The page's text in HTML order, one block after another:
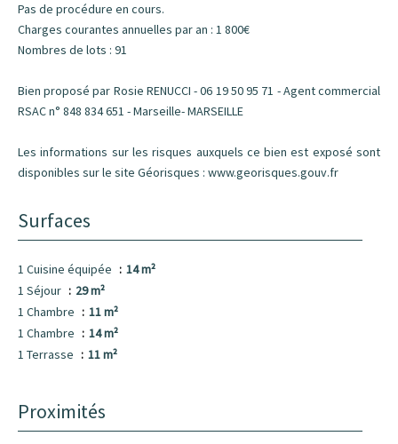
Pas de procédure en cours.
Charges courantes annuelles par an : 1 800€
Nombres de lots : 91
Bien proposé par Rosie RENUCCI - 06 19 50 95 71 - Agent commercial
RSAC n° 848 834 651 - Marseille- MARSEILLE
Les informations sur les risques auxquels ce bien est exposé sont
disponibles sur le site Géorisques : www.georisques.gouv.fr
Surfaces
1 Cuisine équipée
14 m²
1 Séjour
29 m²
1 Chambre
11 m²
1 Chambre
14 m²
1 Terrasse
11 m²
Proximités